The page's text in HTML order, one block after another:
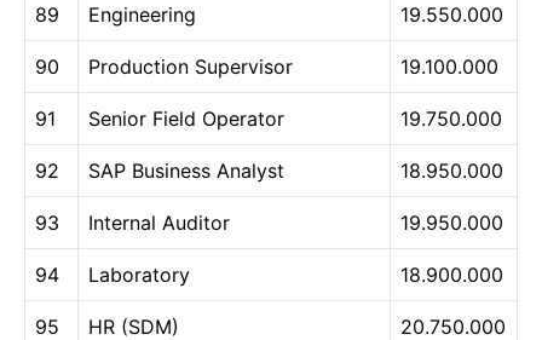
89 Engineering 19.550.000
90 Production Supervisor 19.100.000
91 Senior Field Operator 19.750.000
92 SAP Business Analyst 18.950.000
93 Internal Auditor 19.950.000
94 Laboratory 18.900.000
95 HR (SDM) 20.750.000